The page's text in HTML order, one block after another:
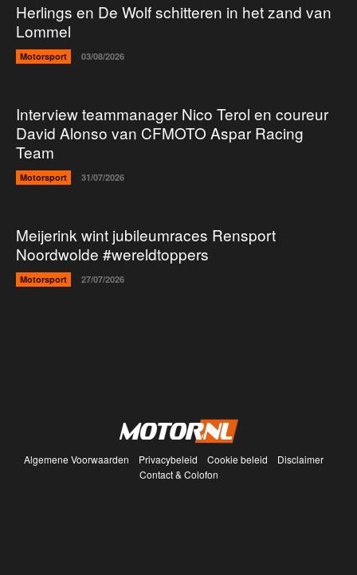
Herlings en De Wolf schitteren in het zand van
Lommel
Motorsport 03/08/2026
Interview teammanager Nico Terol en coureur
David Alonso van CFMOTO Aspar Racing
Team
Motorsport 31/07/2026
Meijerink wint jubileumraces Rensport
Noordwolde #wereldtoppers
Motorsport 27/07/2026
Algemene Voorwaarden Privacybeleid Cookie beleid
Disclaimer
Contact & Colofon